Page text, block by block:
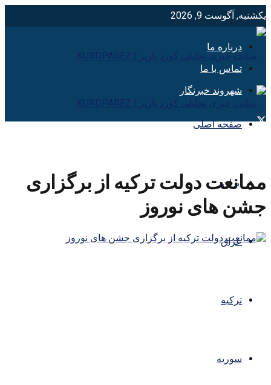
یکشنبه, آگوست 9, 2026
درباره ما
تماس با ما
شهروند خبرنگار
صفحه اصلی
ایران
عراق
ترکیه
سوریه
ممانعت دولت ترکیه از برگزاری
جشن های نوروز